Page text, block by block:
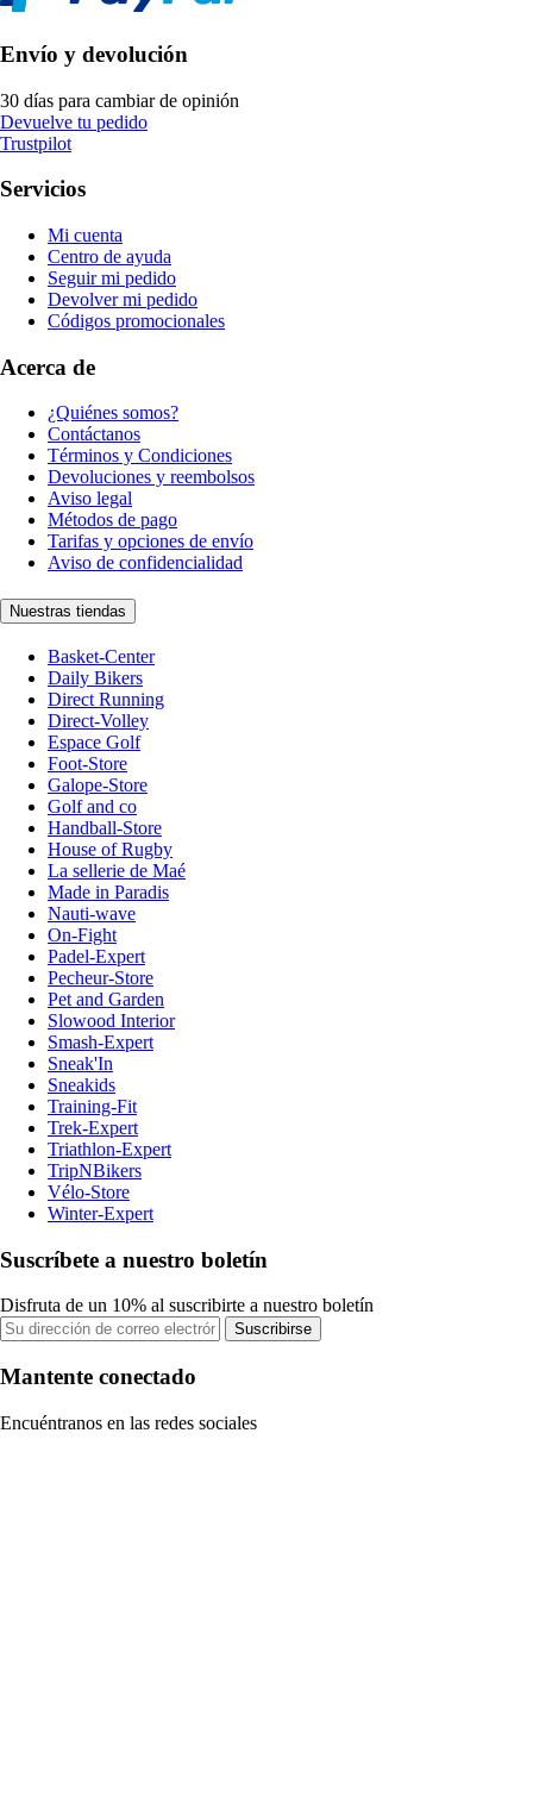
Envío y devolución
30 días para cambiar de opinión
Devuelve tu pedido
Trustpilot
Servicios
Mi cuenta
Centro de ayuda
Seguir mi pedido
Devolver mi pedido
Códigos promocionales
Acerca de
¿Quiénes somos?
Contáctanos
Términos y Condiciones
Devoluciones y reembolsos
Aviso legal
Métodos de pago
Tarifas y opciones de envío
Aviso de confidencialidad
Nuestras tiendas
Basket-Center
Daily Bikers
Direct Running
Direct-Volley
Espace Golf
Foot-Store
Galope-Store
Golf and co
Handball-Store
House of Rugby
La sellerie de Maé
Made in Paradis
Nauti-wave
On-Fight
Padel-Expert
Pecheur-Store
Pet and Garden
Slowood Interior
Smash-Expert
Sneak'In
Sneakids
Training-Fit
Trek-Expert
Triathlon-Expert
TripNBikers
Vélo-Store
Winter-Expert
Suscríbete a nuestro boletín
Disfruta de un 10% al suscribirte a nuestro boletín
Suscribirse
Mantente conectado
Encuéntranos en las redes sociales